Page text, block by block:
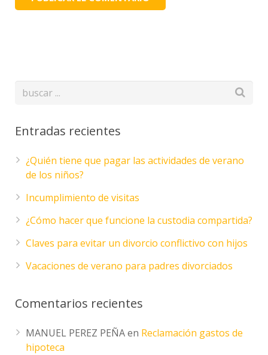
Entradas recientes
¿Quién tiene que pagar las actividades de verano
de los niños?
Incumplimiento de visitas
¿Cómo hacer que funcione la custodia compartida?
Claves para evitar un divorcio conflictivo con hijos
Vacaciones de verano para padres divorciados
Comentarios recientes
MANUEL PEREZ PEÑAen Reclamación gastos de
hipoteca